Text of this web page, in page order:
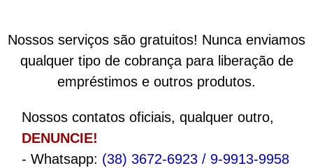
Nossos serviços são gratuitos! Nunca enviamos
qualquer tipo de cobrança para liberação de
empréstimos e outros produtos.
Nossos contatos oficiais, qualquer outro,
DENUNCIE!
- Whatsapp: (38) 3672-6923 / 9-9913-9958